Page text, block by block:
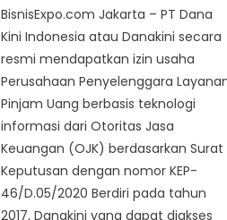
BisnisExpo.com Jakarta – PT Dana
Kini Indonesia atau Danakini secara
resmi mendapatkan izin usaha
Perusahaan Penyelenggara
Pinjam Uang berbasis teknologi
informasi dari Otoritas Jasa
Keuangan (OJK) berdasarkan Surat
Keputusan dengan nomor KEP-
46/D.05/2020 Berdiri pada tahun
2017, Danakini yang dapat diakses